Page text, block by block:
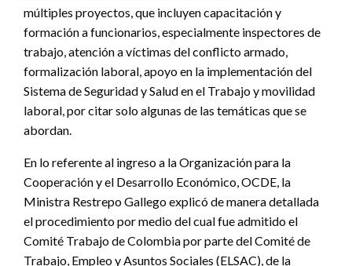
múltiples proyectos, que incluyen capacitación y
formación a funcionarios, especialmente inspectores de
trabajo, atención a víctimas del conflicto armado,
formalización laboral, apoyo en la implementación del
Sistema de Seguridad y Salud en el Trabajo y movilidad
laboral, por citar solo algunas de las temáticas que se
abordan.
En lo referente al ingreso a la Organización para la
Cooperación y el Desarrollo Económico, OCDE, la
Ministra Restrepo Gallego explicó de manera detallada
el procedimiento por medio del cual fue admitido el
Comité Trabajo de Colombia por parte del Comité de
Trabajo, Empleo y Asuntos Sociales (ELSAC), de la